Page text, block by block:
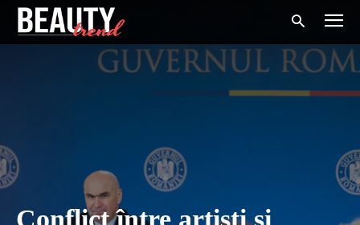
Conflict între artiști și